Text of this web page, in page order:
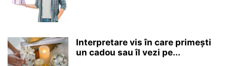
Interpretare vis în care primești
un cadou sau îl vezi pe...